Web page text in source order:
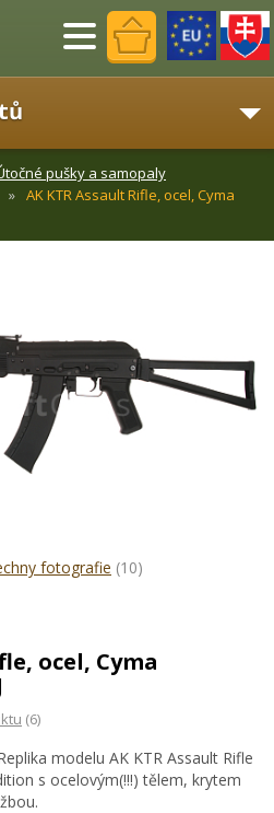
Menu
pušky a samopaly
AK KTR Assault Rifle, ocel, Cyma
fotografie (10)
ocel, Cyma
(6)
modelu AK KTR Assault Rifle
s ocelovým(!!!) tělem, krytem